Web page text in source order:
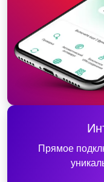
Прямое